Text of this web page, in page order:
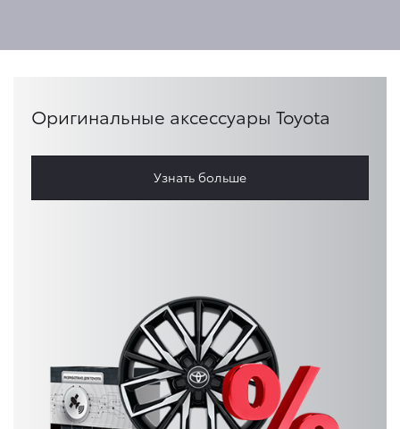
Оригинальные аксессуары Toyota
Узнать больше